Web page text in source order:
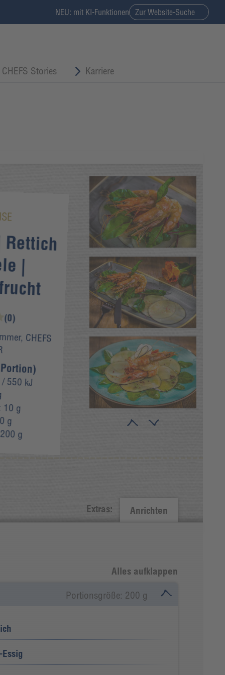
NEU: mit KI-Funktionen Zur Website-Suche
CHEFS Stories Karriere
|
(0)
CHEFS
550 kJ
10 g
g
200 g
Extras: Anrichten
Alles aufklappen
Portionsgröße: 200 g